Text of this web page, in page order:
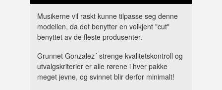
Musikerne vil raskt kunne tilpasse seg denne
modellen, da det benytter en velkjent "cut"
benyttet av de fleste produsenter.
Grunnet Gonzalez´ strenge kvalitetskontroll og
utvalgskriterier er alle rørene i hver pakke
meget jevne, og svinnet blir derfor minimalt!